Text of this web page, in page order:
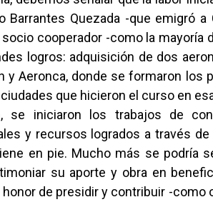
Barrantes Quezada -que emigró
cooperador -como la
logros: adquisición de dos
y Aeronca, donde se formaron los
que hicieron el curso en
se iniciaron los trabajos de
y recursos logrados a través
en pie. Mucho más se podría
su aporte y obra en
honor de presidir y contribuir -